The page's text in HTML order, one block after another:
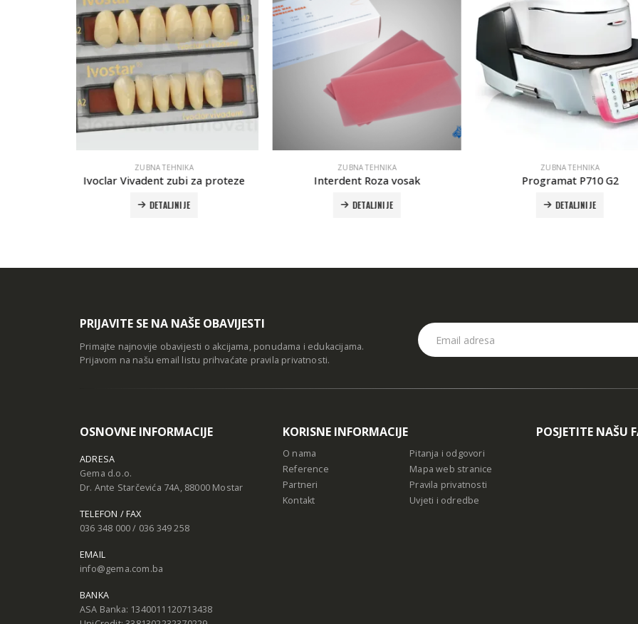
ZUBNA TEHNIKA
Interdent Roza vosak
DETALJNIJE
ZUBNA TEHNIKA
Programat P710 G2
DETALJNIJE
AKRILATI
PoliTRAY tekućina 500ml –
DETALJNIJE
PRIJAVITE SE NA NAŠE OBAVIJESTI
Primajte najnovije obavijesti o akcijama, ponudama i edukacijama.
Prijavom na našu email listu prihvaćate pravila privatnosti.
OSNOVNE INFORMACIJE
ADRESA
Gema d.o.o.
Dr. Ante Starčevića 74A, 88000 Mostar
TELEFON / FAX
036 348 000 / 036 349 258
EMAIL
info@gema.com.ba
BANKA
ASA Banka: 1340011120713438
KORISNE INFORMACIJE
O nama
Reference
Partneri
Kontakt
Pitanja i odgovori
Mapa web stranice
Pravila privatnosti
Uvjeti i odredbe
POSJETITE NAŠU